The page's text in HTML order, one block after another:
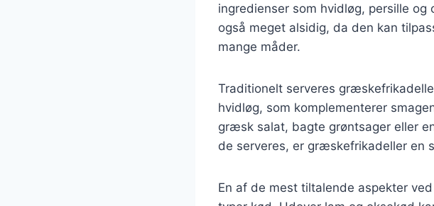
ingredienser som hvidløg, persille og
også meget alsidig, da den kan
mange måder.
Traditionelt serveres
hvidløg, som komplementerer
græsk salat, bagte grøntsager eller
de serveres, er græskefrikadeller en
En af de mest tiltalende aspekter